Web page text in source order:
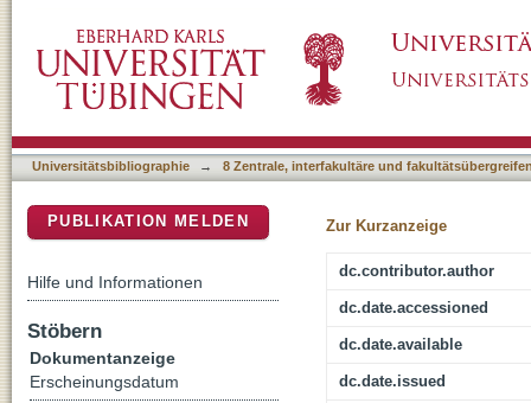
Universitätsbibliographie → 8 Zentrale, interfakultäre und
Zur Kurzanzeige
dc.contributor.author
dc.date.accessioned
dc.date.available
dc.date.issued
PUBLIKATION MELDEN
Hilfe und Informationen
Stöbern
Dokumentanzeige
Erscheinungsdatum